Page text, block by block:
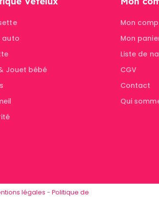
auto
Jouet bébé
Mon
Mon
Liste de
CGV
Contact
Qui
légales - Politique de